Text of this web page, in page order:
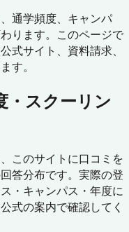
通学頻度、キャンパ
ります。このページで
式サイト、資料請求、
す。
・スクーリン
このサイトに口コミを
答分布です。実際の登
・キャンパス・年度に
式の案内で確認してく